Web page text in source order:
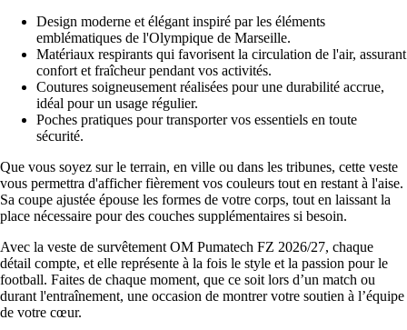
Design moderne et élégant inspiré par les éléments
emblématiques de l'Olympique de Marseille.
Matériaux respirants qui favorisent la circulation de l'air, assurant
confort et fraîcheur pendant vos activités.
Coutures soigneusement réalisées pour une durabilité accrue,
idéal pour un usage régulier.
Poches pratiques pour transporter vos essentiels en toute
sécurité.
Que vous soyez sur le terrain, en ville ou dans les tribunes, cette veste
vous permettra d'afficher fièrement vos couleurs tout en restant à l'aise.
Sa coupe ajustée épouse les formes de votre corps, tout en laissant la
place nécessaire pour des couches supplémentaires si besoin.
Avec la veste de survêtement OM Pumatech FZ 2026/27, chaque
détail compte, et elle représente à la fois le style et la passion pour le
football. Faites de chaque moment, que ce soit lors d’un match ou
durant l'entraînement, une occasion de montrer votre soutien à l’équipe
de votre cœur.